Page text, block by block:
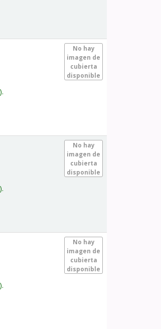
No hay
imagen de
cubierta
disponible
No hay
imagen de
cubierta
disponible
No hay
imagen de
cubierta
disponible